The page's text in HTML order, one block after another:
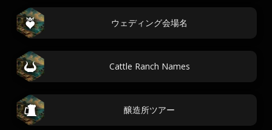
ウェディング会場名
Cattle Ranch Names
醸造所ツアー